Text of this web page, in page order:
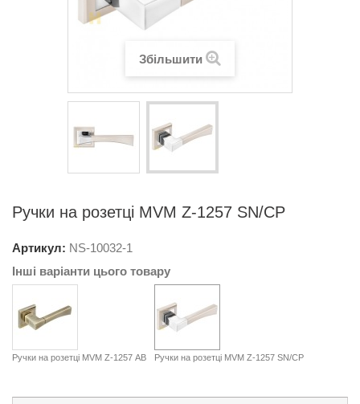
Збільшити
Ручки на розетці MVM Z-1257 SN/CP
Артикул: NS-10032-1
Інші варіанти цього товару
Ручки на розетці MVM Z-1257 АВ Ручки на розетці MVM Z-1257 SN/CP